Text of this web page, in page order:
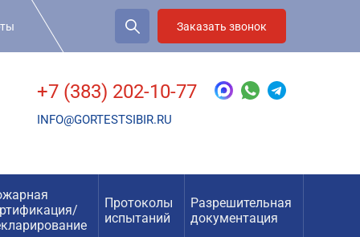
Заказать звонок
+7 (383) 202-10-77
INFO@GORTESTSIBIR.RU
Протоколы
испытаний
Разрешительная
документация